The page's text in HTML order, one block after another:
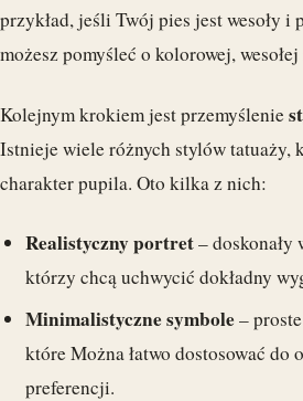
przykład, jeśli Twój pies jest wesoły i
możesz pomyśleć o kolorowej,
Kolejnym krokiem jest przemyślenie
Istnieje wiele różnych stylów tatuaży,
charakter pupila. Oto kilka z nich:
Realistyczny portret–
którzy chcą uchwycić dokładny
Minimalistyczne symbole–
które Można łatwo dostosować do
preferencji.